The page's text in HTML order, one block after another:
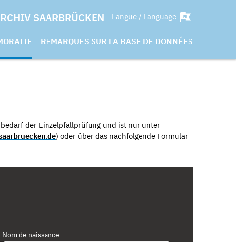
SAARBRÜCKEN Langue / Language
REMARQUES SUR LA BASE DE DONNÉES
der Einzelpfallprüfung und ist nur unter
) oder über das nachfolgende Formular
Nom de naissance